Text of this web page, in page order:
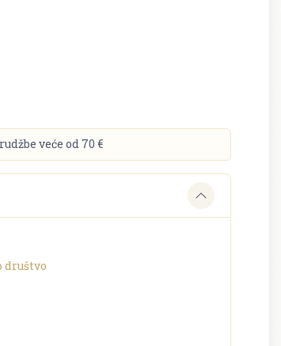
veće od 70 €
društvo